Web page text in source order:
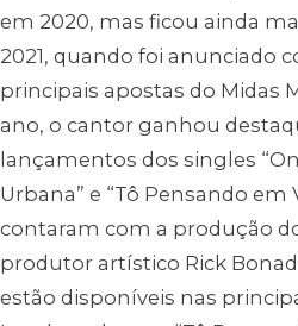
em 2020, mas ficou ainda
2021, quando foi anunciado
principais apostas do Midas
ano, o cantor ganhou
lançamentos dos singles
Urbana” e “Tô Pensando em
contaram com a produção
produtor artístico Rick
estão disponíveis nas